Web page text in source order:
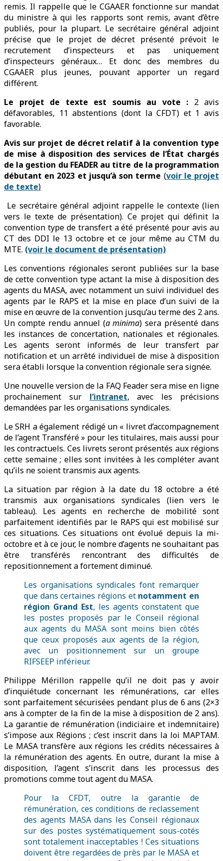
remis. Il rappelle que le CGAAER fonctionne sur mandat
du ministre à qui les rapports sont remis, avant d’être
publiés, pour la plupart. Le secrétaire général adjoint
précise que le projet de décret présenté prévoit le
recrutement d’inspecteurs et pas uniquement
d’inspecteurs généraux… Et donc des membres du
CGAAER plus jeunes, pouvant apporter un regard
différent.
Le projet de texte est soumis au vote : 2 avis
défavorables, 11 abstentions (dont la CFDT) et 1 avis
favorable.
Avis sur projet de décret relatif à la convention type
de mise à disposition des services de l’État chargés
de la gestion du FEADER au titre de la programmation
débutant en 2023 et jusqu’à son terme (voir le projet
de texte)
Le secrétaire général adjoint rappelle le contexte (lien
vers le texte de présentation). Ce projet qui définit la
convention type de transfert a été présenté pour avis au
CT des DDI le 13 octobre et ce jour même au CTM du
MTE. (voir le document de présentation)
Les conventions régionales seront publiées sur la base
de cette convention type actant la mise à disposition des
agents du MASA, avec notamment un suivi individuel des
agents par le RAPS et la mise en place d’un suivi de la
mise en œuvre de la convention jusqu’au terme des 2 ans.
Un compte rendu annuel (a minima) sera présenté dans
les instances de concertation, nationales et régionales.
Les agents seront informés de leur transfert par
notification et un arrêté individuel de mise à disposition
sera établi lorsque la convention régionale sera signée.
Une nouvelle version de la FAQ Feader sera mise en ligne
prochainement sur l’intranet, avec les précisions
demandées par les organisations syndicales.
Le SRH a également rédigé un « livret d’accompagnement
de l’agent Transféré » pour les titulaires, mais aussi pour
les contractuels. Ces livrets seront présentés aux régions
cette semaine ; elles sont invitées à les compléter avant
qu’ils ne soient transmis aux agents.
La situation par région à la date du 18 octobre a été
transmis aux organisations syndicales (lien vers le
tableau). Les agents en recherche de mobilité sont
parfaitement identifiés par le RAPS qui est mobilisé sur
ces situations. Ces situations ont évolué depuis la mi-
octobre et à ce jour, le nombre d’agents ne souhaitant pas
être transférés rencontrant des difficultés de
repositionnement a fortement diminué.
Les organisations syndicales font remarquer
que dans certaines régions et notamment en
région Grand Est, les agents constatent que
les postes proposés par le Conseil régional
aux agents du MASA sont moins bien côtés
que ceux proposés aux agents de la région,
avec un positionnement sur un groupe
RIFSEEP inférieur.
Philippe Mérillon rappelle qu’il ne doit pas y avoir
d’inquiétude concernant les rémunérations, car elles
sont parfaitement sécurisées pendant plus de 6 ans (2×3
ans à compter de la fin de la mise à disposition de 2 ans).
La garantie de rémunération (indiciaire et indemnitaire)
s’impose aux Régions ; c’est inscrit dans la loi MAPTAM.
Le MASA transfère aux régions les crédits nécessaires à
la rémunération des agents. En outre, durant la mise à
disposition, l’agent s’inscrit dans les processus des
promotions comme tout agent du MASA.
Pour la CFDT, outre la garantie de
rémunération, ces conditions de reclassement
des agents MASA dans les Conseil régionaux
sur des postes systématiquement sous-cotés
sont totalement inacceptables ! Ces situations
doivent être regardées de près par le MASA et